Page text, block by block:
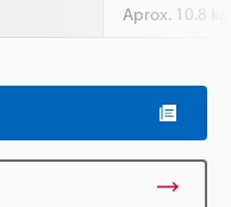
Aprox. 10.8 kg